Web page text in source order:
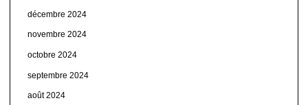
décembre 2024
novembre 2024
octobre 2024
septembre 2024
août 2024